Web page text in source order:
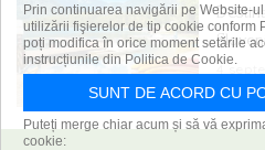
4
Prin continuarea navigării pe Website-
utilizării fişierelor de tip cookie conform
poți modifica în orice moment setările
instrucțiunile din Politica de Cookie.
SUNT DE ACORD CU
Puteți merge chiar acum și să vă
cookie: